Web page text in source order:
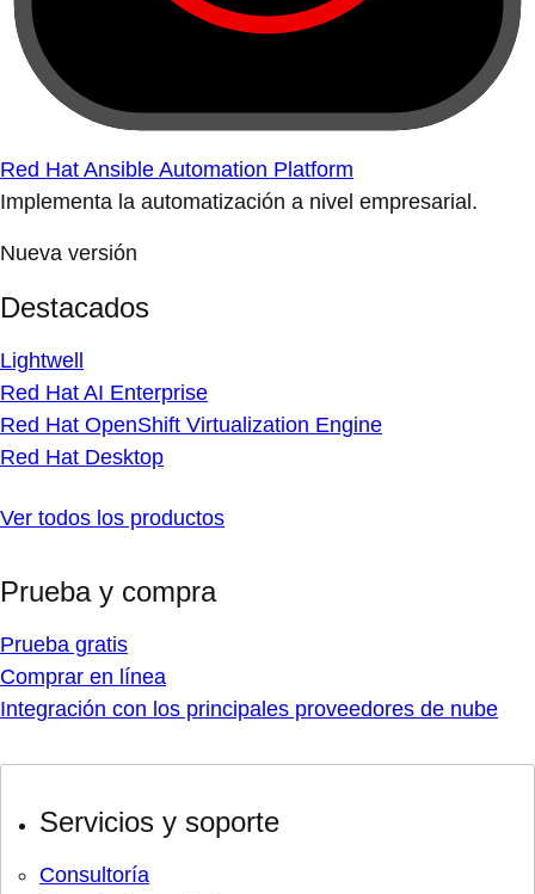
Red Hat Ansible Automation Platform
Implementa la automatización a nivel empresarial.
Nueva versión
Destacados
Lightwell
Red Hat AI Enterprise
Red Hat OpenShift Virtualization Engine
Red Hat Desktop
Ver todos los productos
Prueba y compra
Prueba gratis
Comprar en línea
Integración con los principales proveedores de nube
Servicios y soporte
Consultoría